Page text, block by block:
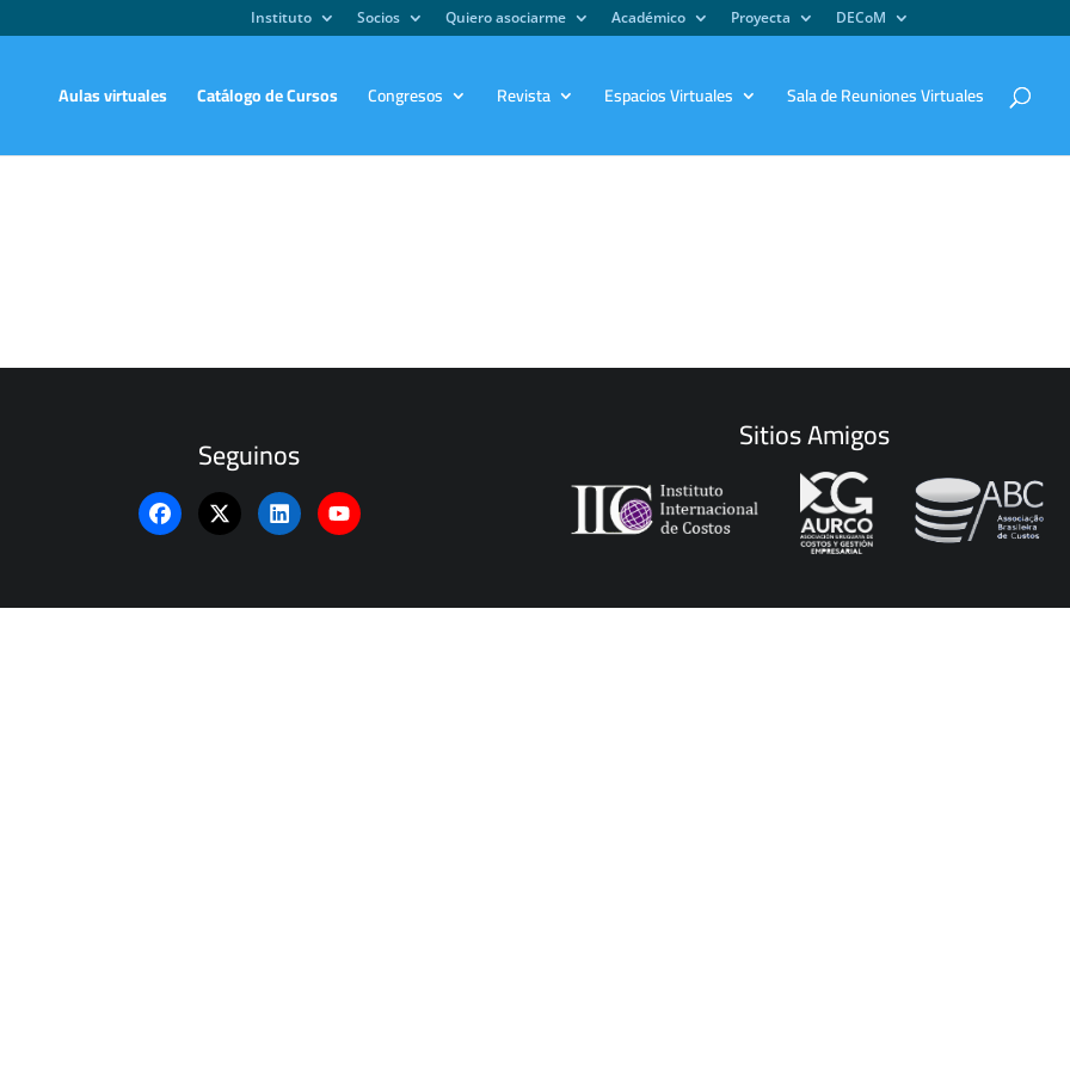
Instituto Socios Quiero asociarme Académico Proyecta DECoM
Aulas virtuales Catálogo de Cursos Congresos Revista Espacios Virtuales Sala de Reuniones Virtuales
Seguinos Sitios Amigos